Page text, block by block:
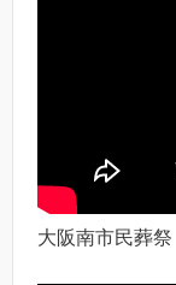
大阪南市民葬祭